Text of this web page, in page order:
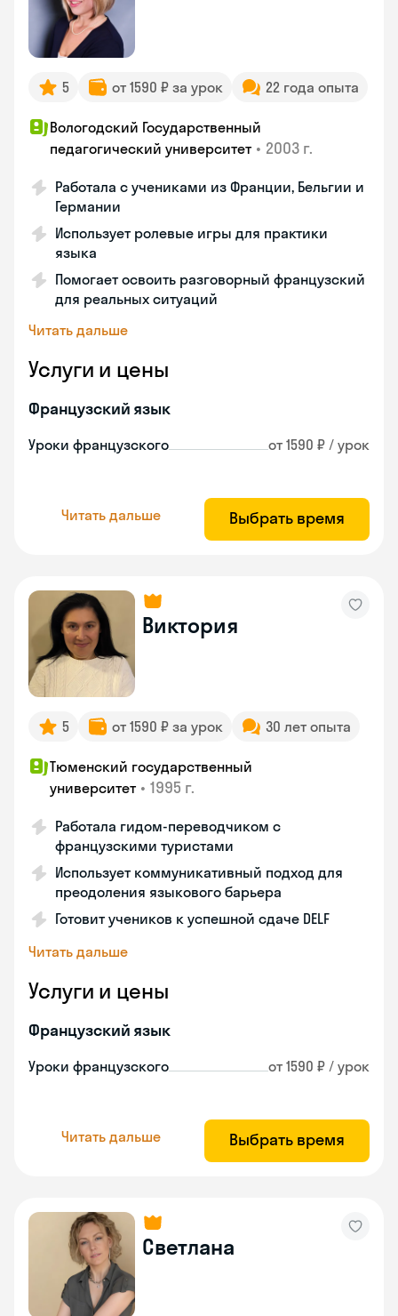
5 от 1590 ₽ за урок 22 года опыта
Вологодский Государственный
педагогический университет • 2003 г.
Работала с учениками из Франции, Бельгии и
Германии
Использует ролевые игры для практики
языка
Помогает освоить разговорный французский
для реальных ситуаций
Читать дальше
Услуги и цены
Французский язык
Уроки французского от 1590 ₽ / урок
Читать дальше Выбрать время
Виктория
5 от 1590 ₽ за урок 30 лет опыта
Тюменский государственный
университет • 1995 г.
Работала гидом-переводчиком с
французскими туристами
Использует коммуникативный подход для
преодоления языкового барьера
Готовит учеников к успешной сдаче DELF
Читать дальше
Услуги и цены
Французский язык
Уроки французского от 1590 ₽ / урок
Читать дальше Выбрать время
Светлана